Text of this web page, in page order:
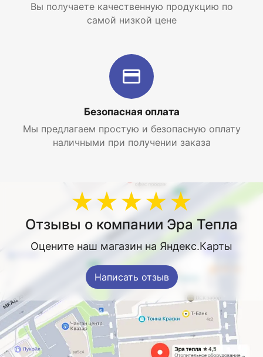
Вы получаете качественную продукцию по
самой низкой цене
Безопасная оплата
Мы предлагаем простую и безопасную оплату
наличными при получении заказа
★★★★★
Отзывы о компании Эра Тепла
Оцените наш магазин на Яндекс.Карты
Написать отзыв